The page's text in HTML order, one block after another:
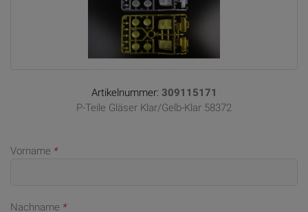
Artikelnummer: 309115171
P-Teile Gläser Klar/Gelb-Klar 58372
Vorname *
Nachname *